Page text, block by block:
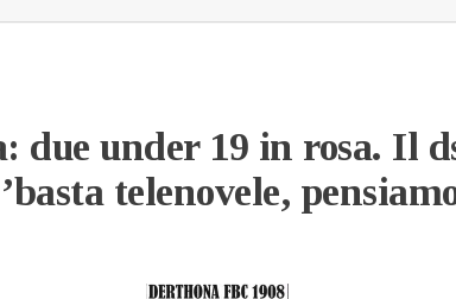
due under 19 in rosa. Il
telenovele,